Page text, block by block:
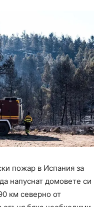
пожар в Испания за
напуснат домовете си
км северно от